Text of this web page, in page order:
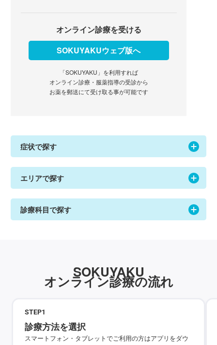
オンライン診療を受ける
SOKUYAKUウェブ版へ
「SOKUYAKU」を利用すれば
オンライン診療・服薬指導の受診から
お薬を郵送にて受け取る事が可能です
症状で探す
エリアで探す
診療科目で探す
SOKUYAKU
オンライン診療の流れ
STEP1
診療方法を選択
スマートフォン・タブレットでご利用の方はアプリをダウ